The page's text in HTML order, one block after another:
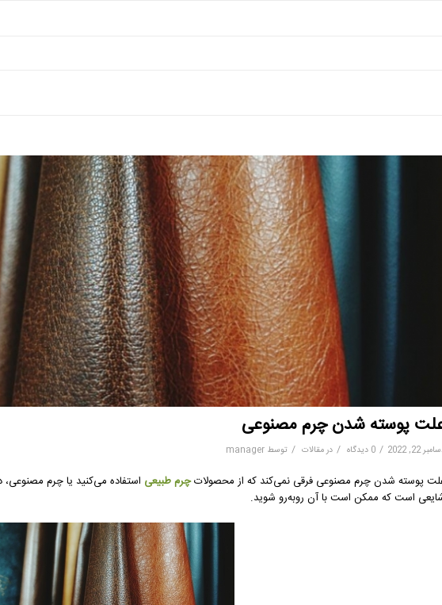
پوسته شدن چرم مصنوعی
22, 2022
/ 0 دیدگاه / درمقالات / توسط manager
پوسته شدن چرم مصنوعی فرقی نمی‌کند که از محصولاتچرم طبیعی استفاده می‌کنید یا چرم
است که ممکن است با آن روبه‌رو شوید.